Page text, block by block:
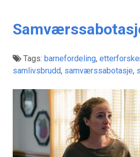
Tags: barnefordeling,
samlivsbrudd, samværssabotasje,